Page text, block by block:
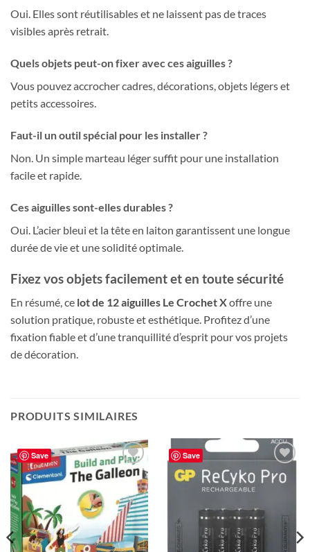
Oui. Elles sont réutilisables et ne laissent pas de traces
visibles après retrait.
Quels objets peut-on fixer avec ces aiguilles ?
Vous pouvez accrocher cadres, décorations, objets légers et
petits accessoires.
Faut-il un outil spécial pour les installer ?
Non. Un simple marteau léger suffit pour une installation
facile et rapide.
Ces aiguilles sont-elles durables ?
Oui. L’acier bleui et la tête en laiton garantissent une longue
durée de vie et une solidité optimale.
Fixez vos objets facilement et en toute sécurité
En résumé, ce lot de 12 aiguilles Le Crochet Xoffre une
solution pratique, robuste et esthétique. Profitez d’une
fixation fiable et d’une tranquillité d’esprit pour vos projets
de décoration.
PRODUITS SIMILAIRES
Save Save